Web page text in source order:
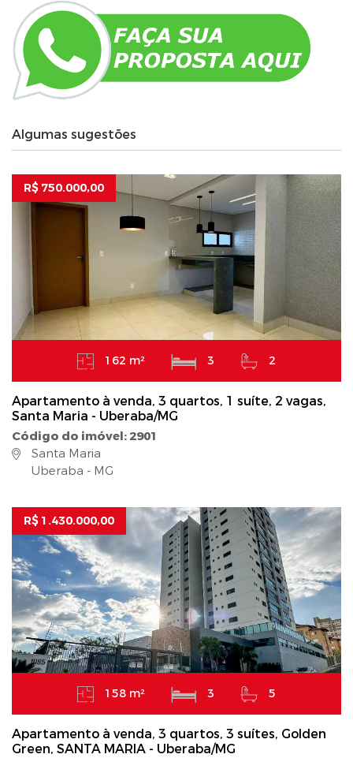
Algumas sugestões
R$ 750.000,00
162 m² 3 2
Apartamento à venda, 3 quartos, 1 suíte, 2 vagas,
Santa Maria - Uberaba/MG
Código do imóvel: 2901
Santa Maria
Uberaba - MG
R$ 1.430.000,00
158 m² 3 5
Apartamento à venda, 3 quartos, 3 suítes, Golden
Green, SANTA MARIA - Uberaba/MG